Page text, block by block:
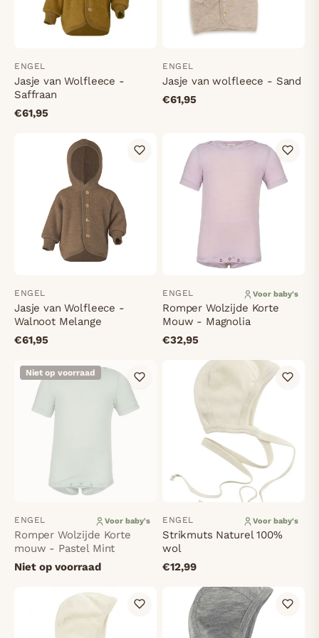
ENGEL
Jasje van Wolfleece -
Saffraan
€61,95
ENGEL
Jasje van wolfleece - Sand
€61,95
ENGEL
Jasje van Wolfleece -
Walnoot Melange
€61,95
ENGEL Voor baby's
Romper Wolzijde Korte
Mouw - Magnolia
€32,95
Niet op voorraad
ENGEL Voor baby's
Romper Wolzijde Korte
mouw - Pastel Mint
Niet op voorraad
ENGEL Voor baby's
Strikmuts Naturel 100%
wol
€12,99